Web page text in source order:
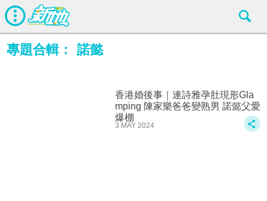
專題合輯： 諾懿
香港婚後事｜連詩雅孕肚現形Gla
mping 陳家樂爸爸變熟男 諾懿父愛
爆棚
3 MAY 2024